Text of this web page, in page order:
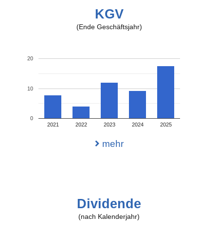
KGV
(Ende Geschäftsjahr)
2021 2022 2023 2024 2025
0
10
20
mehr
Dividende
(nach Kalenderjahr)